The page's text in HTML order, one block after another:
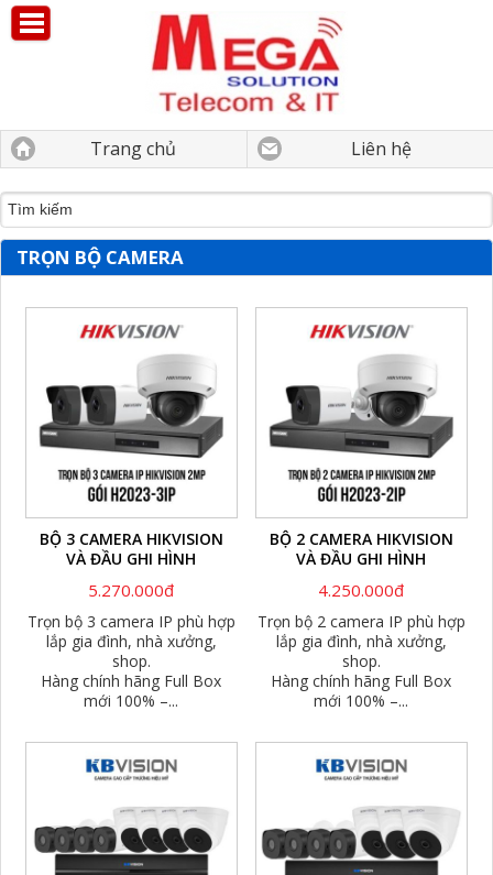
Trang chủ Liên hệ
TRỌN BỘ CAMERA
BỘ 3 CAMERA HIKVISION
VÀ ĐẦU GHI HÌNH
5.270.000đ
Trọn bộ 3 camera IP phù hợp
lắp gia đình, nhà xưởng,
shop.
Hàng chính hãng Full Box
mới 100% –...
BỘ 2 CAMERA HIKVISION
VÀ ĐẦU GHI HÌNH
4.250.000đ
Trọn bộ 2 camera IP phù hợp
lắp gia đình, nhà xưởng,
shop.
Hàng chính hãng Full Box
mới 100% –...